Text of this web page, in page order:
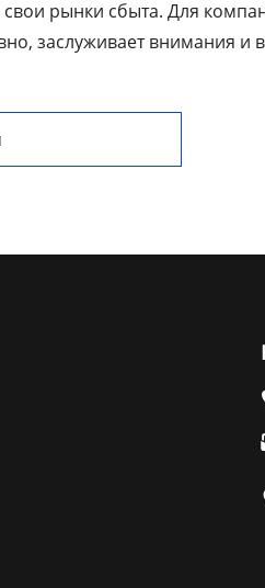
рынки сбыта. Для
заслуживает внимания и